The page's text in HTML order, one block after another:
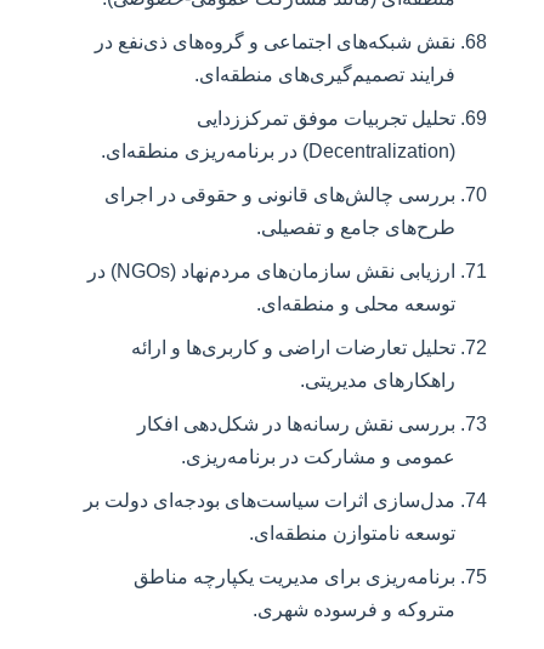
نقش شبکه‌های اجتماعی و گروه‌های ذی‌نفع در
فرایند تصمیم‌گیری‌های منطقه‌ای.
تحلیل تجربیات موفق تمرکززدایی
(Decentralization) در برنامه‌ریزی منطقه‌ای.
بررسی چالش‌های قانونی و حقوقی در اجرای
طرح‌های جامع و تفصیلی.
ارزیابی نقش سازمان‌های مردم‌نهاد (NGOs) در
توسعه محلی و منطقه‌ای.
تحلیل تعارضات اراضی و کاربری‌ها و ارائه
راهکارهای مدیریتی.
بررسی نقش رسانه‌ها در شکل‌دهی افکار
عمومی و مشارکت در برنامه‌ریزی.
مدل‌سازی اثرات سیاست‌های بودجه‌ای دولت بر
توسعه نامتوازن منطقه‌ای.
برنامه‌ریزی برای مدیریت یکپارچه مناطق
متروکه و فرسوده شهری.